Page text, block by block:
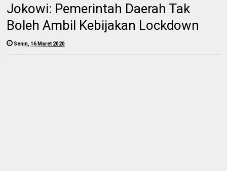
Jokowi: Pemerintah Daerah Tak
Boleh Ambil Kebijakan Lockdown
Senin, 16 Maret 2020